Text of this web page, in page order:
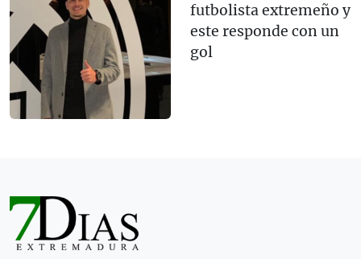
futbolista extremeño y
este responde con un
gol